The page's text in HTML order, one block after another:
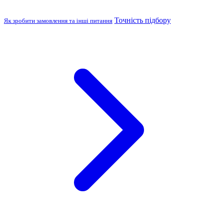
Як зробити замовлення та інші питання Точність підбору